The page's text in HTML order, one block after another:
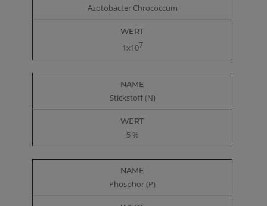
Azotobacter Chrococcum
1x107
Stickstoff (N)
5 %
Phosphor (P)